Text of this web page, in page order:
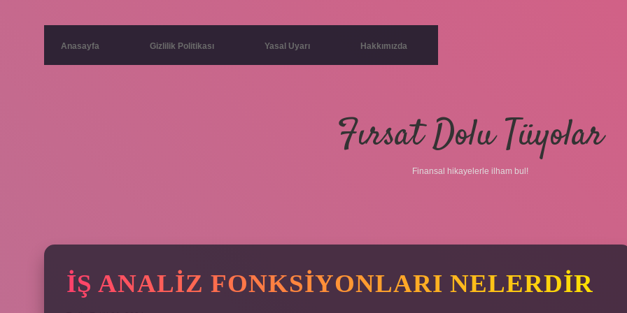
Anasayfa Gizlilik Politikası Yasal Uyarı Hakkımızda
Fırsat Dolu Tüyolar
Finansal hikayelerle ilham bul!
İŞ ANALIZ FONKSIYONLARI NELERDIR